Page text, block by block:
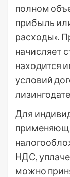
полном
прибыль
расходы».
начисляет
находится
условий
Для
НДС,
можно